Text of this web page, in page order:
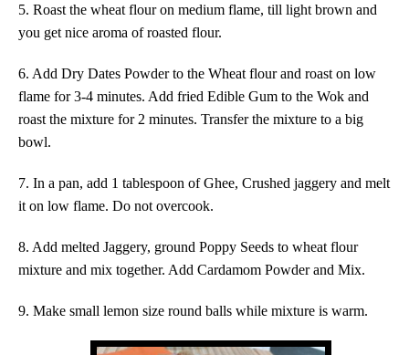
5. Roast the wheat flour on medium flame, till light brown and
you get nice aroma of roasted flour.
6. Add Dry Dates Powder to the Wheat flour and roast on low
flame for 3-4 minutes. Add fried Edible Gum to the Wok and
roast the mixture for 2 minutes. Transfer the mixture to a big
bowl.
7. In a pan, add 1 tablespoon of Ghee, Crushed jaggery and melt
it on low flame. Do not overcook.
8. Add melted Jaggery, ground Poppy Seeds to wheat flour
mixture and mix together. Add Cardamom Powder and Mix.
9. Make small lemon size round balls while mixture is warm.